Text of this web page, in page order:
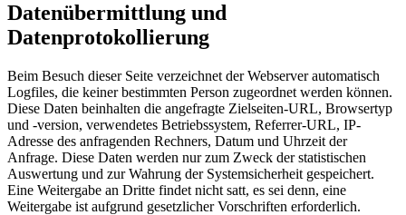
Datenübermittlung und
Datenprotokollierung
Beim Besuch dieser Seite verzeichnet der Webserver automatisch
Logfiles, die keiner bestimmten Person zugeordnet werden können.
Diese Daten beinhalten die angefragte Zielseiten-URL, Browsertyp
und -version, verwendetes Betriebssystem, Referrer-URL, IP-
Adresse des anfragenden Rechners, Datum und Uhrzeit der
Anfrage. Diese Daten werden nur zum Zweck der statistischen
Auswertung und zur Wahrung der Systemsicherheit gespeichert.
Eine Weitergabe an Dritte findet nicht satt, es sei denn, eine
Weitergabe ist aufgrund gesetzlicher Vorschriften erforderlich.